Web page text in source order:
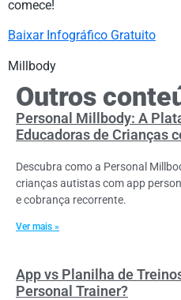
comece!
Baixar Infográfico Gratuito
Millbody
Outros
Personal Millbody: A
Educadoras de Crianças
Descubra como a Personal
crianças autistas com app
e cobrança recorrente.
Ver mais »
App vs Planilha de
Personal Trainer?